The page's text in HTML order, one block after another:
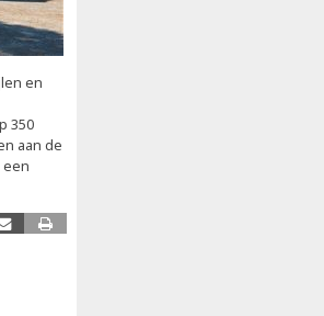
en
350
aan de